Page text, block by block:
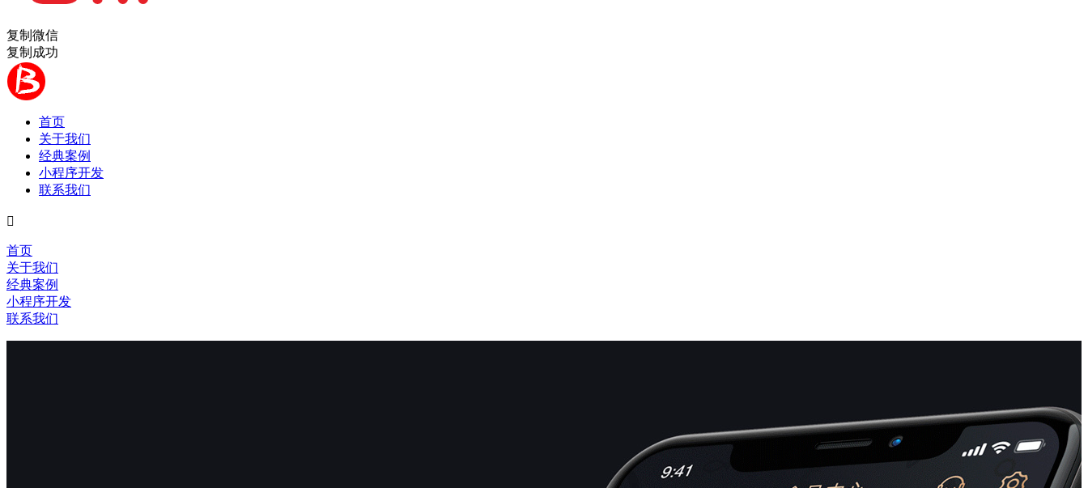
复制微信
复制成功
首页
关于我们
经典案例
小程序开发
联系我们

首页
关于我们
经典案例
小程序开发
联系我们